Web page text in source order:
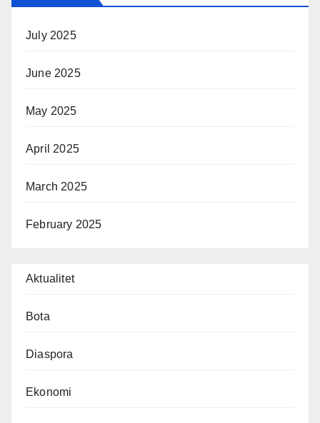
July 2025
June 2025
May 2025
April 2025
March 2025
February 2025
Aktualitet
Bota
Diaspora
Ekonomi